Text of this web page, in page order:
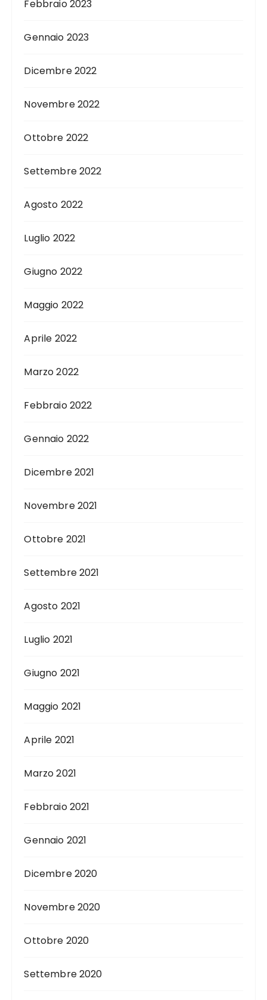
Febbraio 2023
Gennaio 2023
Dicembre 2022
Novembre 2022
Ottobre 2022
Settembre 2022
Agosto 2022
Luglio 2022
Giugno 2022
Maggio 2022
Aprile 2022
Marzo 2022
Febbraio 2022
Gennaio 2022
Dicembre 2021
Novembre 2021
Ottobre 2021
Settembre 2021
Agosto 2021
Luglio 2021
Giugno 2021
Maggio 2021
Aprile 2021
Marzo 2021
Febbraio 2021
Gennaio 2021
Dicembre 2020
Novembre 2020
Ottobre 2020
Settembre 2020